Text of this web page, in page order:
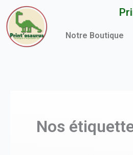
Aller
au
contenu
Notre Boutique
Nos